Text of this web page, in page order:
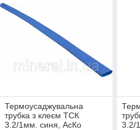
Термоусаджувальна
трубка з клеєм ТСК
3.2/1мм. синя, АсКо
3.2/